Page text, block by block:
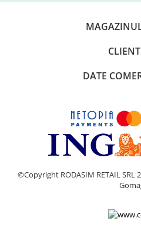
DATE
©Copyright RODASIM RETAIL SRL